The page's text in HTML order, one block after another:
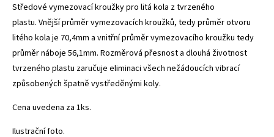
Středové vymezovací kroužky pro litá kola z tvrzeného
plastu. Vnější průměr vymezovacích kroužků, tedy průměr otvoru
litého kola je 70,4mm a vnitřní průměr vymezovacího kroužku tedy
průměr náboje 56,1mm. Rozměrová přesnost a dlouhá životnost
tvrzeného plastu zaručuje eliminaci všech nežádoucích vibrací
způsobených špatně vystředěnými koly.
Cena uvedena za 1ks.
Ilustrační foto.